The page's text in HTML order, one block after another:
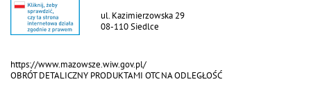
ul. Kazimierzowska 29
08-110 Siedlce
https://www.mazowsze.wiw.gov.pl/
OBRÓT DETALICZNY PRODUKTAMI OTC NA ODLEGŁOŚĆ